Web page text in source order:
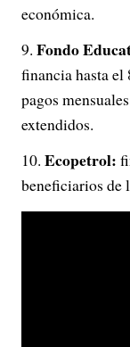
económica.
Fondo
financia hasta el
pagos
extendidos.
Ecopetrol:
beneficiarios de